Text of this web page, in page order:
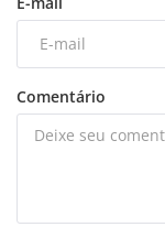
Comentário